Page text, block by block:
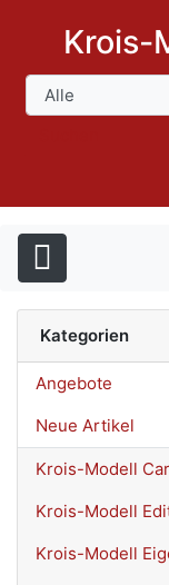
Krois-
Kategorien
Angebote
Neue Artikel
Krois-Modell
Krois-Modell
Krois-Modell